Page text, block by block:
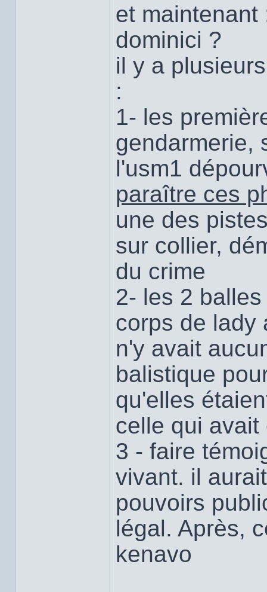
et
dominici ?
il y a
:
1- les
gendarmerie,
l'usm1
paraître ces
une des
sur collier,
du crime
2- les 2
corps de lady
n'y avait
balistique
qu'elles
celle qui
3 - faire
vivant. il
pouvoirs
légal. Après,
kenavo